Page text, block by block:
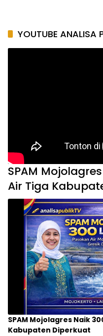
YOUTUBE ANALISA
SPAM
Air Tiga
SPAM Mojolagres Naik
Kabupaten Diperkuat